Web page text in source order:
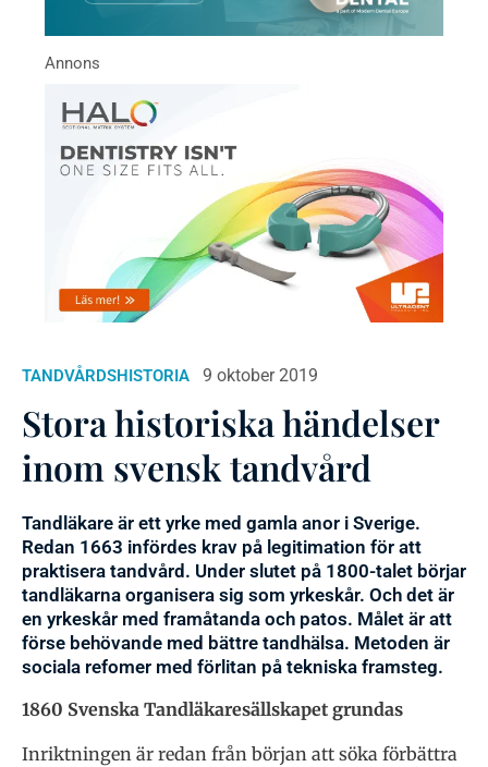
TANDVÅRDSHISTORIA 9 oktober 2019
Stora historiska händelser
inom svensk tandvård
Tandläkare är ett yrke med gamla anor i Sverige.
Redan 1663 infördes krav på legitimation för att
praktisera tandvård. Under slutet på 1800-talet börjar
tandläkarna organisera sig som yrkeskår. Och det är
en yrkeskår med framåtanda och patos. Målet är att
förse behövande med bättre tandhälsa. Metoden är
sociala refomer med förlitan på tekniska framsteg.
1860 Svenska Tandläkaresällskapet grundas
Inriktningen är redan från början att söka förbättra